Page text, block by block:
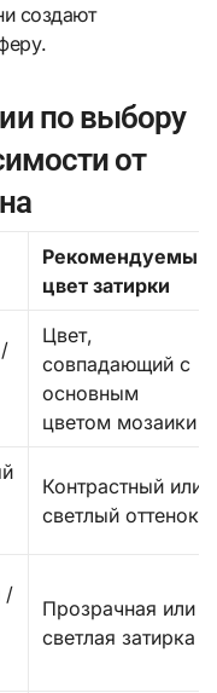
создают
по выбору
от
Рекомендуемый
цвет затирки
Цвет,
совпадающий с
основным
цветом мозаики
Контрастный или
светлый оттенок
/
Прозрачная или
светлая затирка